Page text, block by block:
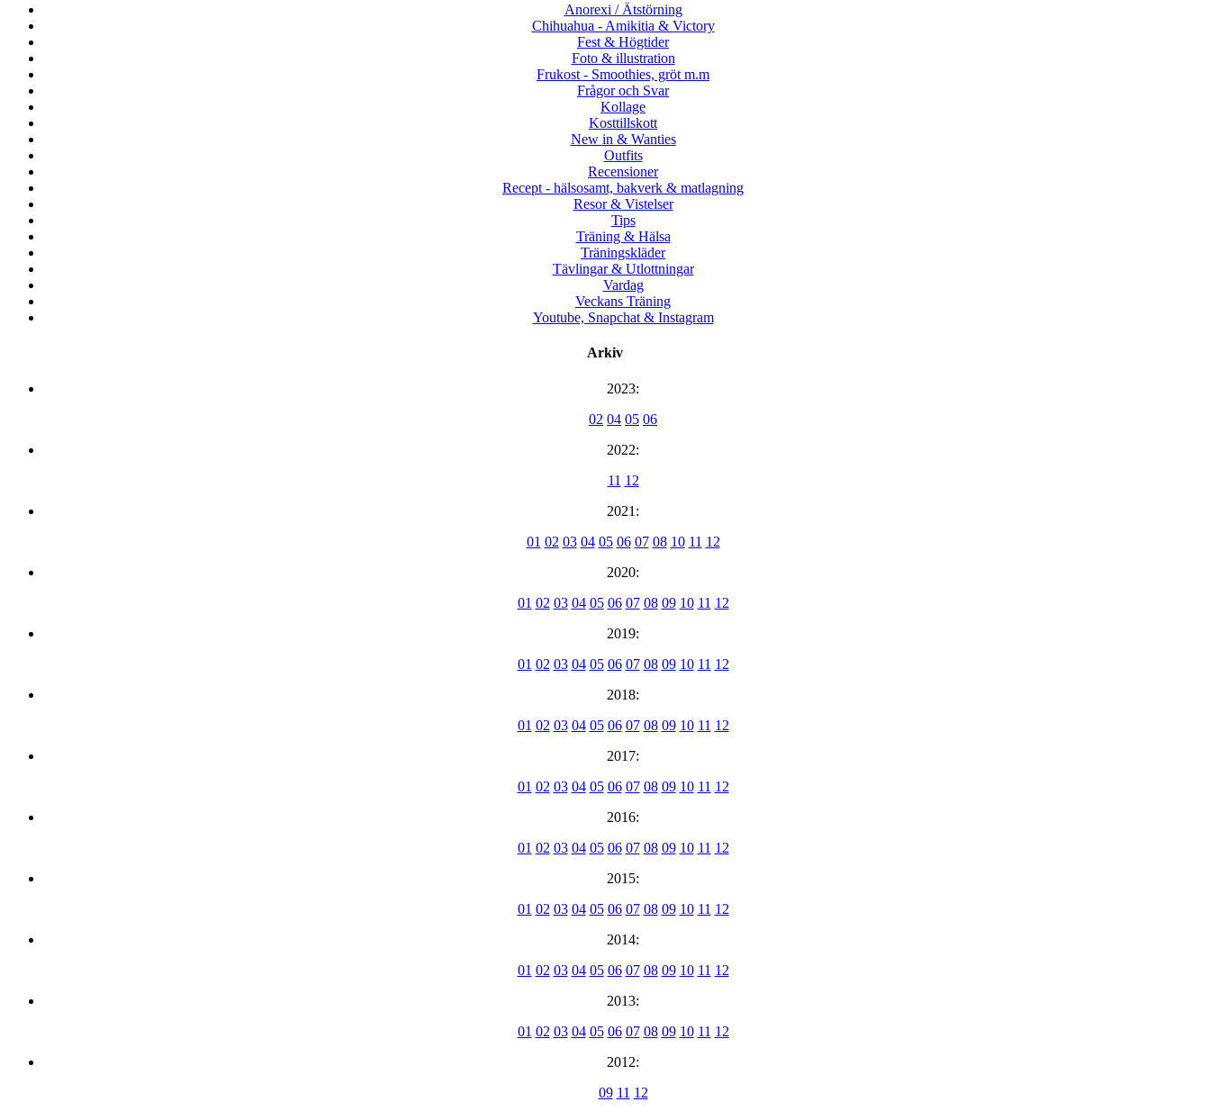
Anorexi / Ätstörning
Chihuahua - Amikitia & Victory
Fest & Högtider
Foto & illustration
Frukost - Smoothies, gröt m.m
Frågor och Svar
Kollage
Kosttillskott
New in & Wanties
Outfits
Recensioner
Recept - hälsosamt, bakverk & matlagning
Resor & Vistelser
Tips
Träning & Hälsa
Träningskläder
Tävlingar & Utlottningar
Vardag
Veckans Träning
Youtube, Snapchat & Instagram
Arkiv
2023:
02 04 05 06
2022:
11 12
2021:
01 02 03 04 05 06 07 08 10 11 12
2020:
01 02 03 04 05 06 07 08 09 10 11 12
2019:
01 02 03 04 05 06 07 08 09 10 11 12
2018:
01 02 03 04 05 06 07 08 09 10 11 12
2017:
01 02 03 04 05 06 07 08 09 10 11 12
2016:
01 02 03 04 05 06 07 08 09 10 11 12
2015:
01 02 03 04 05 06 07 08 09 10 11 12
2014:
01 02 03 04 05 06 07 08 09 10 11 12
2013:
01 02 03 04 05 06 07 08 09 10 11 12
2012:
09 11 12